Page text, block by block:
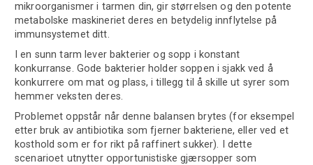
mikroorganismer i tarmen din, gir størrelsen og den potente
metabolske maskineriet deres en betydelig innflytelse på
immunsystemet ditt.
I en sunn tarm lever bakterier og sopp i konstant
konkurranse. Gode bakterier holder soppen i sjakk ved å
konkurrere om mat og plass, i tillegg til å skille ut syrer som
hemmer veksten deres.
Problemet oppstår når denne balansen brytes (for eksempel
etter bruk av antibiotika som fjerner bakteriene, eller ved et
kosthold som er for rikt på raffinert sukker). I dette
scenarioet utnytter opportunistiske gjærsopper som